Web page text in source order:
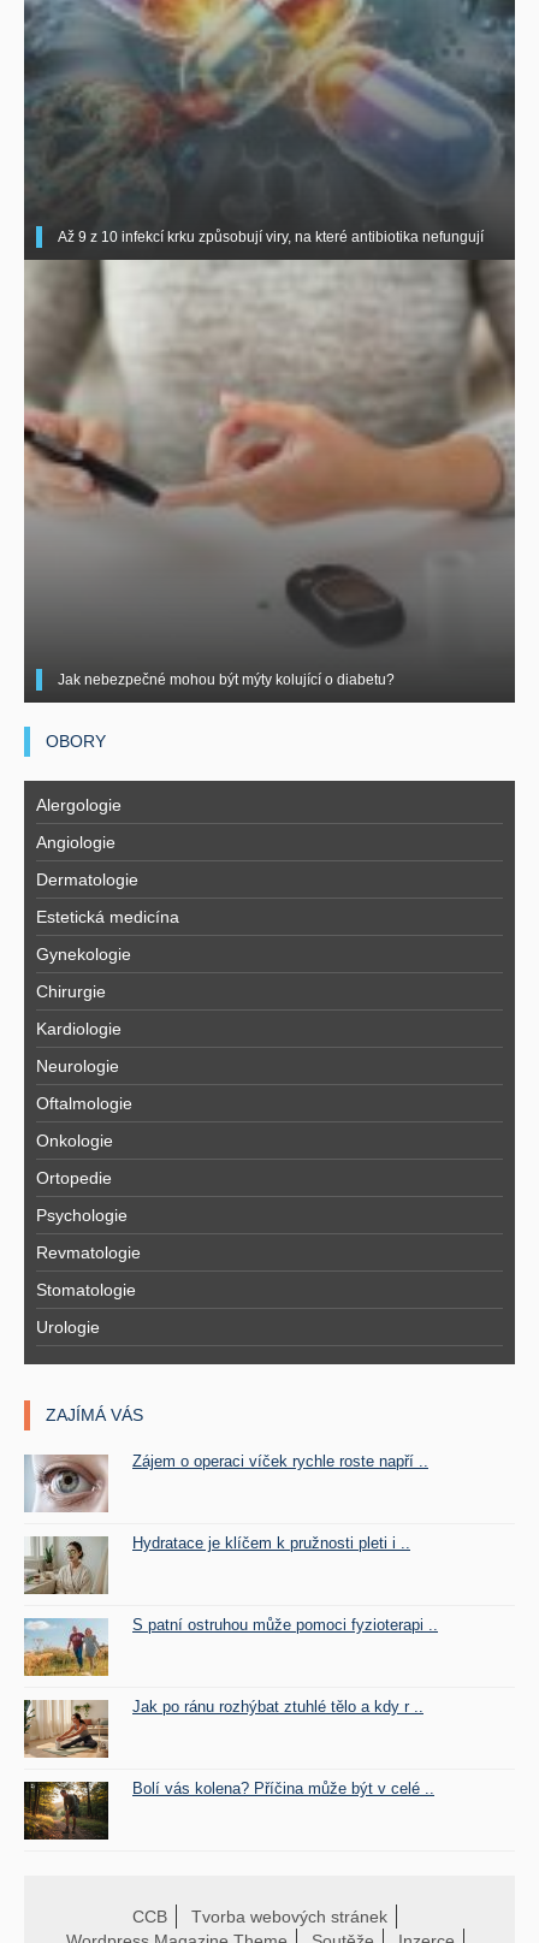
Až 9 z 10 infekcí krku způsobují viry, na které antibiotika nefungují
Jak nebezpečné mohou být mýty kolující o diabetu?
OBORY
Alergologie
Angiologie
Dermatologie
Estetická medicína
Gynekologie
Chirurgie
Kardiologie
Neurologie
Oftalmologie
Onkologie
Ortopedie
Psychologie
Revmatologie
Stomatologie
Urologie
ZAJÍMÁ VÁS
Zájem o operaci víček rychle roste napří ..
Hydratace je klíčem k pružnosti pleti i ..
S patní ostruhou může pomoci fyzioterapi ..
Jak po ránu rozhýbat ztuhlé tělo a kdy r ..
Bolí vás kolena? Příčina může být v celé ..
CCB
Tvorba webových stránek